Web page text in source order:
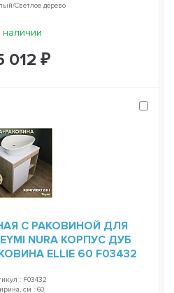
Светлое дерево
наличии
012 ₽
С РАКОВИНОЙ ДЛЯ
NURA КОРПУС ДУБ
ELLIE 60 F03432
: F03432
см : 60